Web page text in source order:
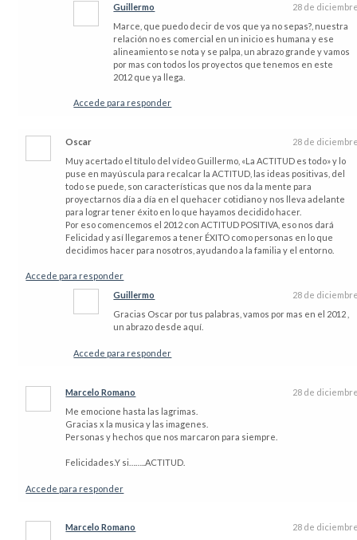
Guillermo
28 de
Marce, que puedo decir de vos que ya no sepas?, nuestra
relación no es comercial en un inicio es humana y ese
alineamiento se nota y se palpa, un abrazo grande y vamos
por mas con todos los proyectos que tenemos en este
2012 que ya llega.
Accede para responder
Oscar
28 de
Muy acertado el título del vídeo Guillermo, «La ACTITUD es todo» y lo
puse en mayúscula para recalcar la ACTITUD, las ideas positivas, del
todo se puede, son características que nos da la mente para
proyectarnos día a día en el quehacer cotidiano y nos lleva adelante
para lograr tener éxito en lo que hayamos decidido hacer.
Por eso comencemos el 2012 con ACTITUD POSITIVA, eso nos dará
Felicidad y así llegaremos a tener ÉXITO como personas en lo que
decidimos hacer para nosotros, ayudando a la familia y el entorno.
Accede para responder
Guillermo
28 de
Gracias Oscar por tus palabras, vamos por mas en el 2012 ,
un abrazo desde aquí.
Accede para responder
Marcelo Romano
28 de
Me emocione hasta las lagrimas.
Gracias x la musica y las imagenes.
Personas y hechos que nos marcaron para siempre.
Felicidades.Y si……..ACTITUD.
Accede para responder
Marcelo Romano
28 de